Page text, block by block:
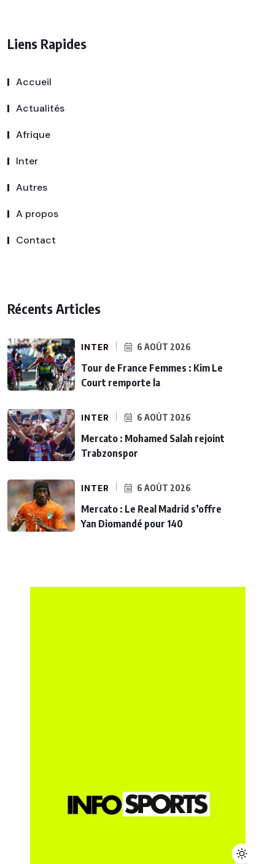
Liens Rapides
Accueil
Actualités
Afrique
Inter
Autres
A propos
Contact
Récents Articles
INTER 6 AOÛT 2026
Tour de France Femmes : Kim Le
Court remporte la
INTER 6 AOÛT 2026
Mercato : Mohamed Salah rejoint
Trabzonspor
INTER 6 AOÛT 2026
Mercato : Le Real Madrid s’offre
Yan Diomandé pour 140